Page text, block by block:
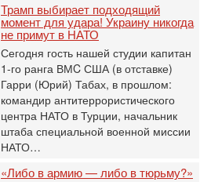
Трамп выбирает подходящий
момент для удара! Украину никогда
не примут в НАТО
Сегодня гость нашей студии капитан
1-го ранга ВМC США (в отставке)
Гарри (Юрий) Табах, в прошлом:
командир антитеррористического
центра НАТО в Турции, начальник
штаба специальной военной миссии
НАТО…
«Либо в армию — либо в тюрьму?»